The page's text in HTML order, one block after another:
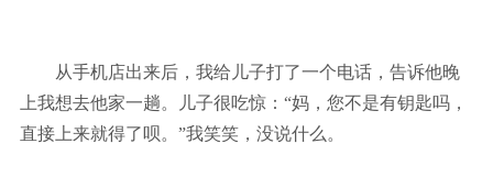
从手机店出来后，我给儿子打了一个电话，告诉他晚
上我想去他家一趟。儿子很吃惊：“妈，您不是有钥匙吗，
直接上来就得了呗。”我笑笑，没说什么。